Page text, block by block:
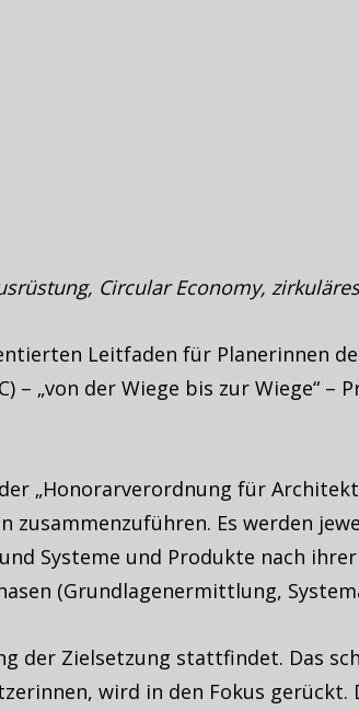
Circular Economy,
Leitfaden für Planerinnen
– „von der Wiege bis zur Wiege“ –
„Honorarverordnung für
Es werden
Systeme und Produkte nach
(Grundlagenermittlung,
der Zielsetzung stattfindet. Das
wird in den Fokus gerückt.